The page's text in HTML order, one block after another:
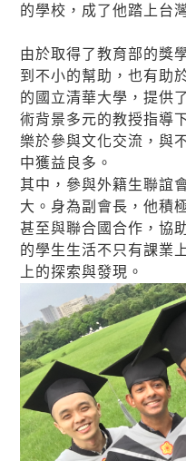
的學校，成了他踏上台
由於取得了教育部的獎
到不小的幫助，也有助
的國立清華大學，提供
術背景多元的教授指導
樂於參與文化交流，與
中獲益良多。
其中，參與外籍生聯誼
大。身為副會長，他積
甚至與聯合國合作，協
的學生生活不只有課業
上的探索與發現。